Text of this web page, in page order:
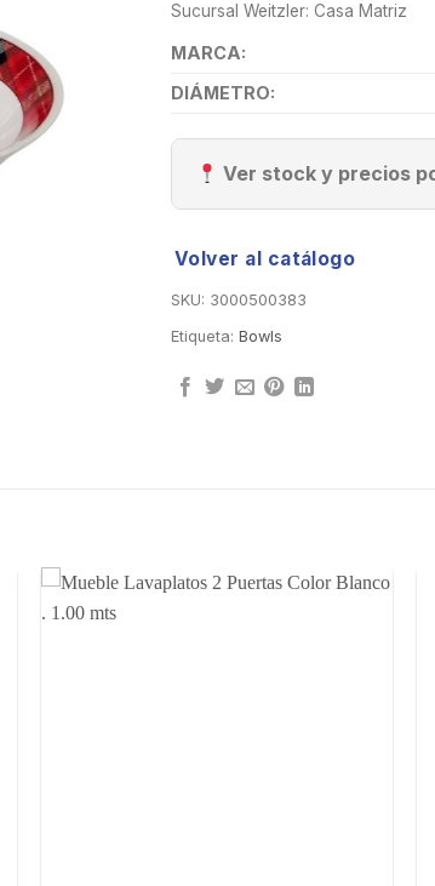
Sucursal Weitzler: Casa Matriz
MARCA:
DIÁMETRO:
Ver stock y precios
Volver al catálogo
SKU: 3000500383
Etiqueta: Bowls